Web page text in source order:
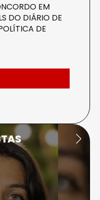
EM
DO DIÁRIO DE
DE